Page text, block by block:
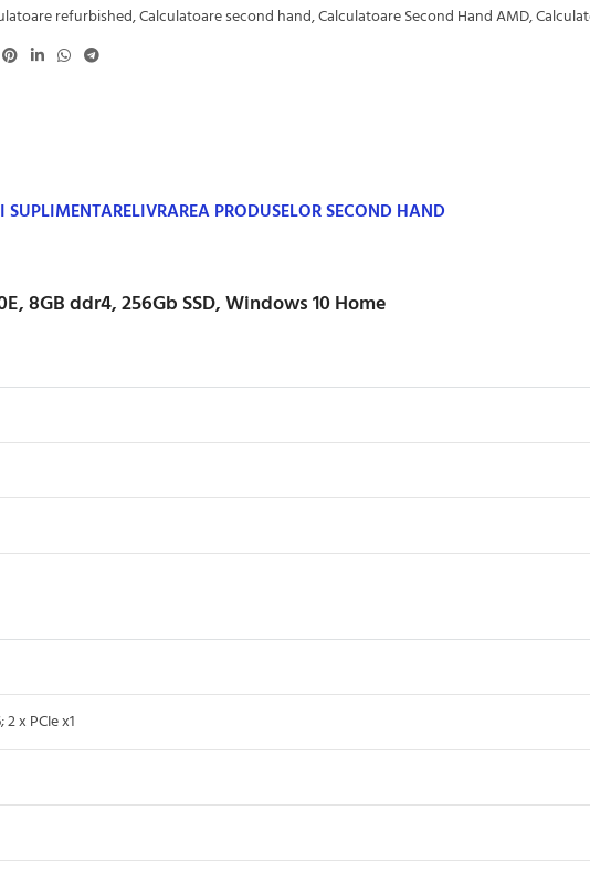
refurbished,Calculatoare second hand,Calculatoare Second Hand AMD,
LIVRAREA PRODUSELOR SECOND HAND
8GB ddr4, 256Gb SSD, Windows 10 Home
2 x PCIe x1